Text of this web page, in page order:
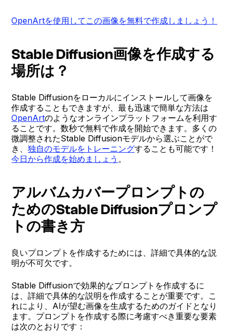
OpenArtを使用してこの画像を無料で作成しましょう！
Stable Diffusion画像を作成する
場所は？
Stable Diffusionをローカルにインストールして画像を
作成することもできますが、最も迅速で簡単な方法は
OpenArtのようなオンラインプラットフォームを利用す
ることです。数秒で無料で作成を開始できます。多くの
微調整されたStable Diffusionモデルから選ぶことがで
き、独自のモデルをトレーニングすることも可能です！
今日から作成を始めましょう 。
アルバムカバープロンプトの
ためのStable Diffusionプロンプ
トの書き方
良いプロンプトを作成するためには、詳細で具体的な説
明が不可欠です。
Stable Diffusionで効果的なプロンプトを作成するに
は、詳細で具体的な説明を作成することが重要です。こ
れにより、AIが望む画像を生成するためのガイドとなり
ます。プロンプトを作成する際に考慮すべき重要な要素
は次のとおりです：